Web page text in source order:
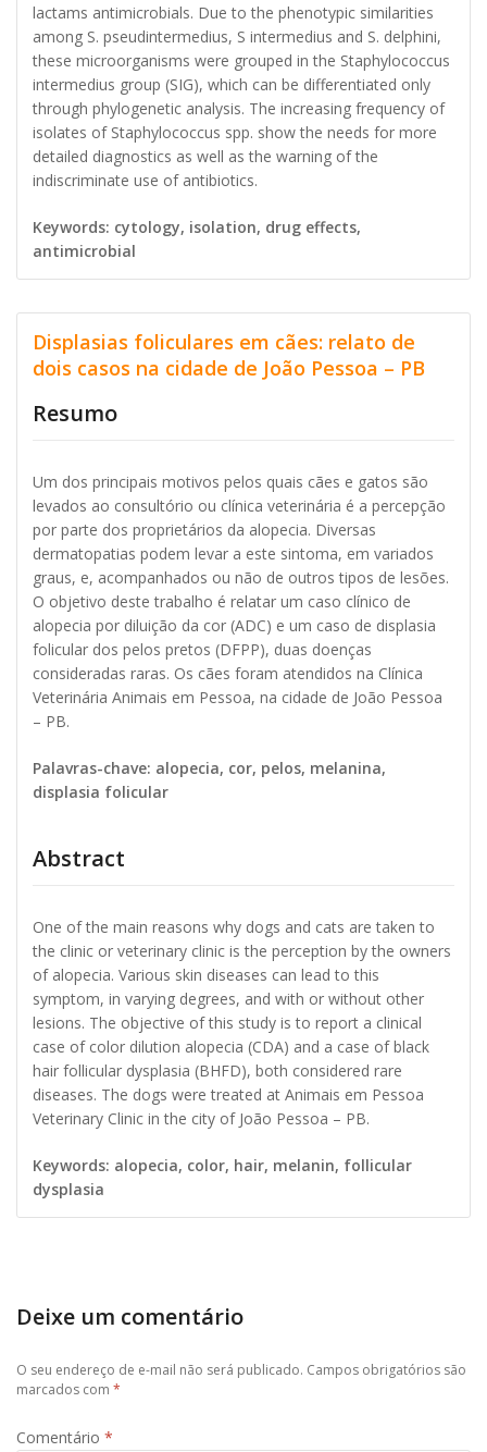
lactams antimicrobials. Due to the phenotypic similarities
among S. pseudintermedius, S intermedius and S. delphini,
these microorganisms were grouped in the Staphylococcus
intermedius group (SIG), which can be differentiated only
through phylogenetic analysis. The increasing frequency of
isolates of Staphylococcus spp. show the needs for more
detailed diagnostics as well as the warning of the
indiscriminate use of antibiotics.
Keywords: cytology, isolation, drug effects,
antimicrobial
Displasias foliculares em cães: relato de
dois casos na cidade de João Pessoa – PB
Resumo
Um dos principais motivos pelos quais cães e gatos são
levados ao consultório ou clínica veterinária é a percepção
por parte dos proprietários da alopecia. Diversas
dermatopatias podem levar a este sintoma, em variados
graus, e, acompanhados ou não de outros tipos de lesões.
O objetivo deste trabalho é relatar um caso clínico de
alopecia por diluição da cor (ADC) e um caso de displasia
folicular dos pelos pretos (DFPP), duas doenças
consideradas raras. Os cães foram atendidos na Clínica
Veterinária Animais em Pessoa, na cidade de João Pessoa
– PB.
Palavras-chave: alopecia, cor, pelos, melanina,
displasia folicular
Abstract
One of the main reasons why dogs and cats are taken to
the clinic or veterinary clinic is the perception by the owners
of alopecia. Various skin diseases can lead to this
symptom, in varying degrees, and with or without other
lesions. The objective of this study is to report a clinical
case of color dilution alopecia (CDA) and a case of black
hair follicular dysplasia (BHFD), both considered rare
diseases. The dogs were treated at Animais em Pessoa
Veterinary Clinic in the city of João Pessoa – PB.
Keywords: alopecia, color, hair, melanin, follicular
dysplasia
Deixe um comentário
O seu endereço de e-mail não será publicado. Campos obrigatórios são
marcados com *
Comentário *